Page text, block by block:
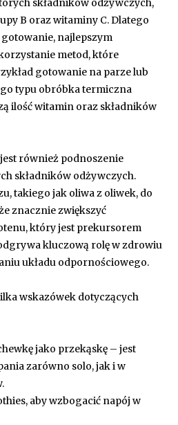
składników odżywczych,
B oraz witaminy C. Dlatego
najlepszym
metod, które
gotowanie na parze lub
typu obróbka termiczna
ilość witamin oraz składników
również podnoszenie
składników odżywczych.
takiego jak oliwa z oliwek, do
znacznie zwiększyć
który jest prekursorem
kluczową rolę w zdrowiu
układu odpornościowego.
wskazówek dotyczących
jako przekąskę – jest
zarówno solo, jak i w
aby wzbogacić napój w